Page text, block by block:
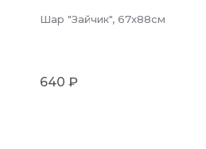
Шар "Зайчик", 67x88см
640 ₽